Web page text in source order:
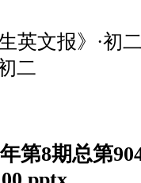
英文报》·初
二
第8期总第